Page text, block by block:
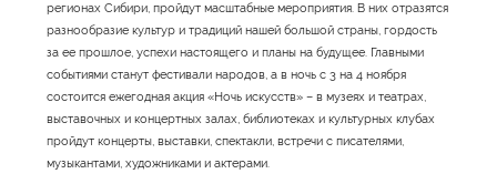
регионах Сибири, пройдут масштабные мероприятия. В них отразятся
разнообразие культур и традиций нашей большой страны, гордость
за ее прошлое, успехи настоящего и планы на будущее. Главными
событиями станут фестивали народов, а в ночь с 3 на 4 ноября
состоится ежегодная акция «Ночь искусств» – в музеях и театрах,
выставочных и концертных залах, библиотеках и культурных клубах
пройдут концерты, выставки, спектакли, встречи с писателями,
музыкантами, художниками и актерами.